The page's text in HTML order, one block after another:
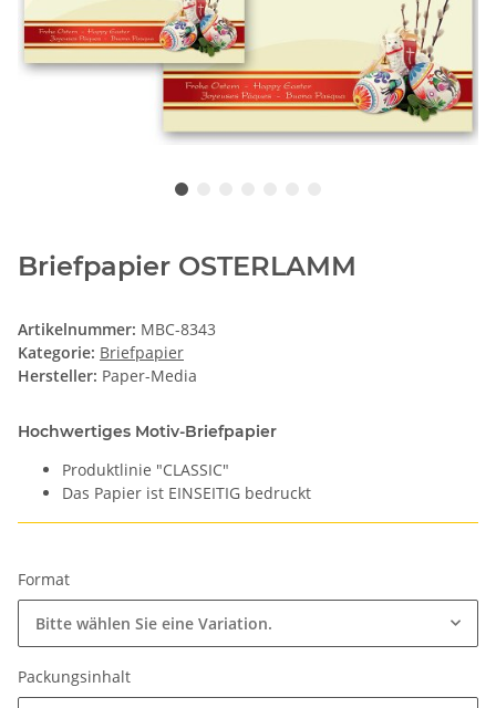
Briefpapier OSTERLAMM
Artikelnummer: MBC-8343
Kategorie: Briefpapier
Hersteller: Paper-Media
Hochwertiges Motiv-Briefpapier
Produktlinie "CLASSIC"
Das Papier ist EINSEITIG bedruckt
Format
Bitte wählen Sie eine Variation.
Packungsinhalt